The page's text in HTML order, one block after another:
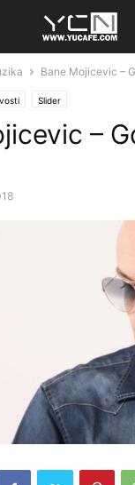
Bane Mojicevic –
Slider
–